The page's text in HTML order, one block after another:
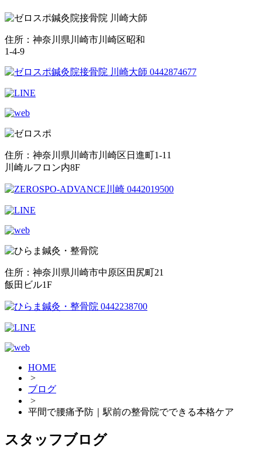
住所：神奈川県川崎市川崎区昭和
1-4-9
住所：神奈川県川崎市川崎区日進町1-11
川崎ルフロン内8F
住所：神奈川県川崎市中原区田尻町21
飯田ビル1F
HOME
>
ブログ
>
平間で腰痛予防｜駅前の整骨院でできる本格ケア
スタッフブログ